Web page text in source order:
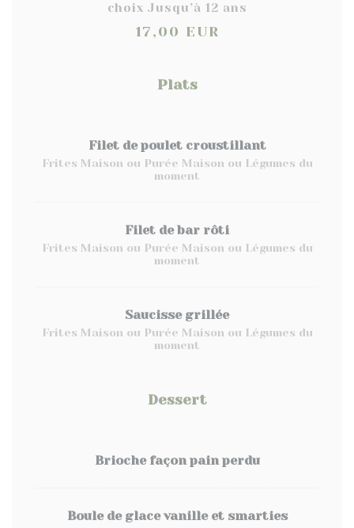
choix Jusqu’à 12 ans
17,00 EUR
Plats
Filet de poulet croustillant
Frites Maison ou Purée Maison ou Légumes du
moment
Filet de bar rôti
Frites Maison ou Purée Maison ou Légumes du
moment
Saucisse grillée
Frites Maison ou Purée Maison ou Légumes du
moment
Dessert
Brioche façon pain perdu
Boule de glace vanille et smarties